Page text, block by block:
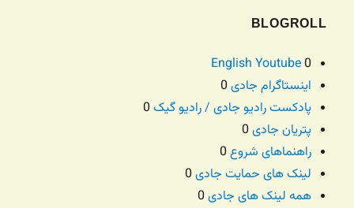
BLOGROLL
English Youtube0
اینستاگرام جادی
پادکست رادیو جادی / رادیو گیک
پتریان جادی
راهنماهای شروع
لینک های حمایت جادی
همه لینک های جادی